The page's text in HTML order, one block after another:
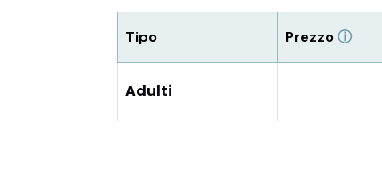
Tipo Prezzoⓘ
Adulti